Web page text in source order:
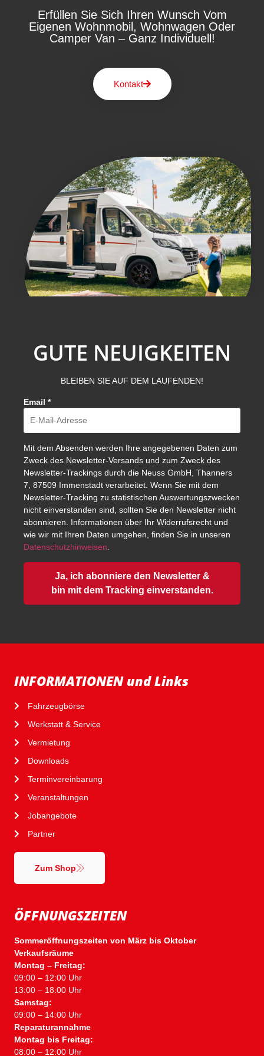
Erfüllen Sie Sich Ihren Wunsch Vom
Eigenen Wohnmobil, Wohnwagen Oder
Camper Van – Ganz Individuell!
Kontakt
GUTE NEUIGKEITEN
BLEIBEN SIE AUF DEM LAUFENDEN!
Email *
Mit dem Absenden werden Ihre angegebenen Daten zum
Zweck des Newsletter-Versands und zum Zweck des
Newsletter-Trackings durch die Neuss GmbH, Thanners
7, 87509 Immenstadt verarbeitet. Wenn Sie mit dem
Newsletter-Tracking zu statistischen Auswertungszwecken
nicht einverstanden sind, sollten Sie den Newsletter nicht
abonnieren. Informationen über Ihr Widerrufsrecht und
wie wir mit Ihren Daten umgehen, finden Sie in unseren
Datenschutzhinweisen
Ja, ich abonniere den Newsletter &
bin mit dem Tracking einverstanden.
ÖFFNUNGSZEITEN
Sommeröffnungszeiten von März bis Oktober
Verkaufsräume
Montag – Freitag:
09:00 – 12:00 Uhr
13:00 – 18:00 Uhr
Samstag:
09:00 – 14:00 Uhr
Reparaturannahme
Montag bis Freitag:
08:00 – 12:00 Uhr
INFORMATIONEN und Links
Fahrzeugbörse
Werkstatt & Service
Vermietung
Downloads
Terminvereinbarung
Veranstaltungen
Jobangebote
Partner
Zum Shop